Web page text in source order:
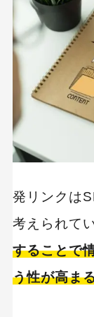
発リンクは
考えられて
することで
う性が高ま